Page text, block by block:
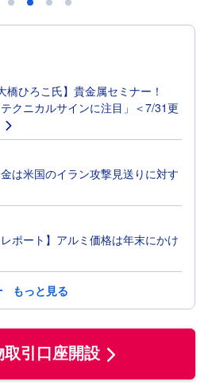
橋ひろこ氏】貴金属セミナー！
クニカルサインに注目」＜7/31更
は米国のイラン攻撃見送りに対す
ポート】アルミ価格は年末にかけ
もっと見る
引口座開設